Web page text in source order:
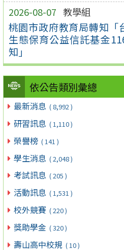
2026-08-07 教學組
桃園市政府教育局轉知「
生態保育公益信託基金
知」
依公告類別彙總
最新消息 ( 8,992 )
研習訊息 ( 1,110 )
榮譽榜 ( 141 )
學生消息 ( 2,048 )
考試訊息 ( 205 )
活動訊息 ( 1,531 )
校外競賽 ( 220 )
獎助學金 ( 320 )
壽山高中校規 ( 10 )